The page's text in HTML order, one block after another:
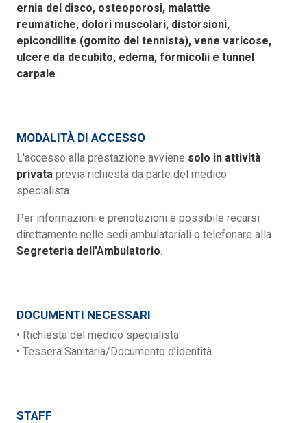
ernia del disco, osteoporosi, malattie
reumatiche, dolori muscolari, distorsioni,
epicondilite (gomito del tennista), vene varicose,
ulcere da decubito, edema, formicolii e tunnel
carpale
MODALITÀ DI ACCESSO
L'accesso alla prestazione avviene solo in attività
privata previa richiesta da parte del medico
specialista.
Per informazioni e prenotazioni è possibile recarsi
direttamente nelle sedi ambulatoriali o telefonare alla
Segreteria dell'Ambulatorio
DOCUMENTI NECESSARI
• Richiesta del medico specialista
• Tessera Sanitaria/Documento d’identità
STAFF